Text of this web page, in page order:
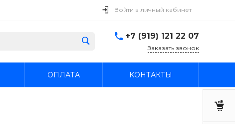
Войти в личный кабинет
+7 (919) 121 22 07
Заказать звонок
ОПЛАТА КОНТАКТЫ